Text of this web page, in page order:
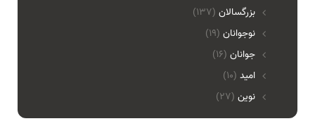
بزرگسالان (137)
نوجوانان (19)
جوانان (16)
امید (10)
نوین (27)